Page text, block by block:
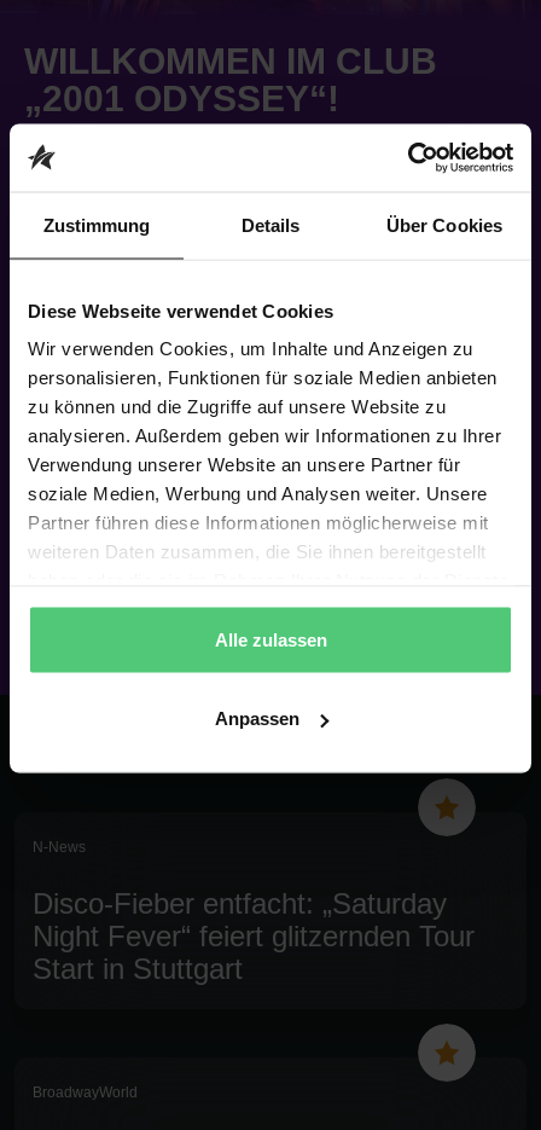
Zustimmung Details Über Cookies
Diese Webseite verwendet Cookies
Wir verwenden Cookies, um Inhalte und Anzeigen zu
personalisieren, Funktionen für soziale Medien anbieten
zu können und die Zugriffe auf unsere Website zu
analysieren. Außerdem geben wir Informationen zu Ihrer
Verwendung unserer Website an unsere Partner für
soziale Medien, Werbung und Analysen weiter. Unsere
Partner führen diese Informationen möglicherweise mit
weiteren Daten zusammen, die Sie ihnen bereitgestellt
gesammelt haben.
Alle zulassen
Anpassen
WILLKOMMEN IM CLUB
„2001 ODYSSEY“!
Samstag Nacht gehört ihm: Tony Manero. Unter der
Woche Lagerarbeiter, am Wochenende König der
seinen Traum – doch ein Tanzwettbewerb verspricht
mehr: einen Neuanfang, ein Leben jenseits Brooklyns.
Herz im Rhythmus der Nacht zu schlagen – und
Stephanie aus Manhattan wird zu mehr als nur einer
Tanzpartnerin…
„Saturday Night Fever“ lässt die Bühne beben und dein
Herz vor Glück tanzen! Sichere dir jetzt Karten für eine
unvergessliche Zeitreise in die 70er.
N-News
Disco-Fieber entfacht: „Saturday
Night Fever“ feiert glitzernden Tour
Start in Stuttgart
BroadwayWorld